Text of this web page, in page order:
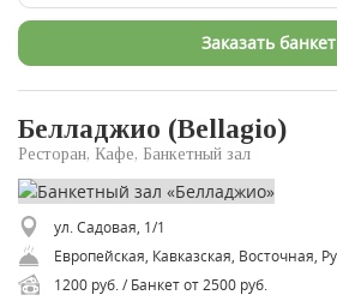
Заказать банкет
Белладжио (Bellagio)
Ресторан, Кафе, Банкетный зал
ул. Садовая, 1/1
1200 руб. / Банкет от 2500 руб.